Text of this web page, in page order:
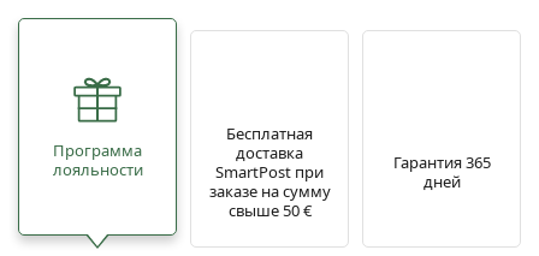
Программа
лояльности
Бесплатная
доставка
SmartPost при
заказе на сумму
свыше 50 €
Гарантия 365
дней